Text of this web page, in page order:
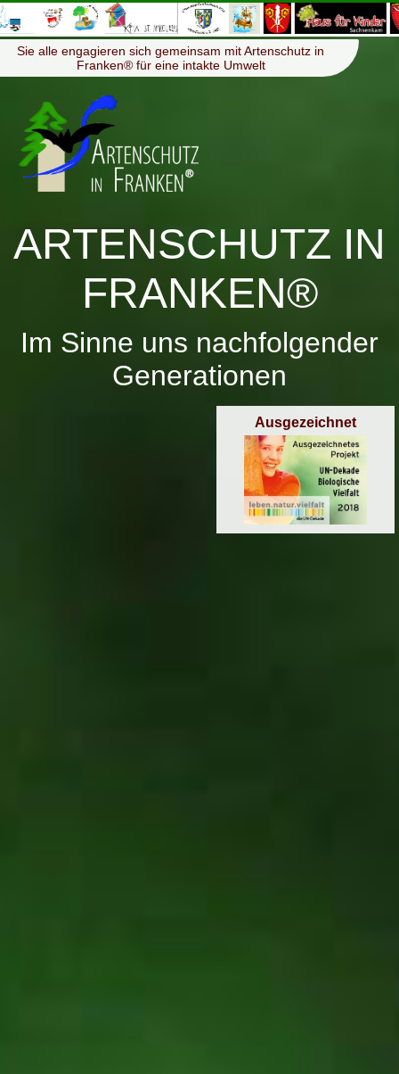
Menü ≡
Sie alle engagieren sich gemeinsam mit Artenschutz in
Franken® für eine intakte Umwelt
ARTENSCHUTZ IN
FRANKEN®
Im Sinne uns nachfolgender
Generationen
Ausgezeichnet